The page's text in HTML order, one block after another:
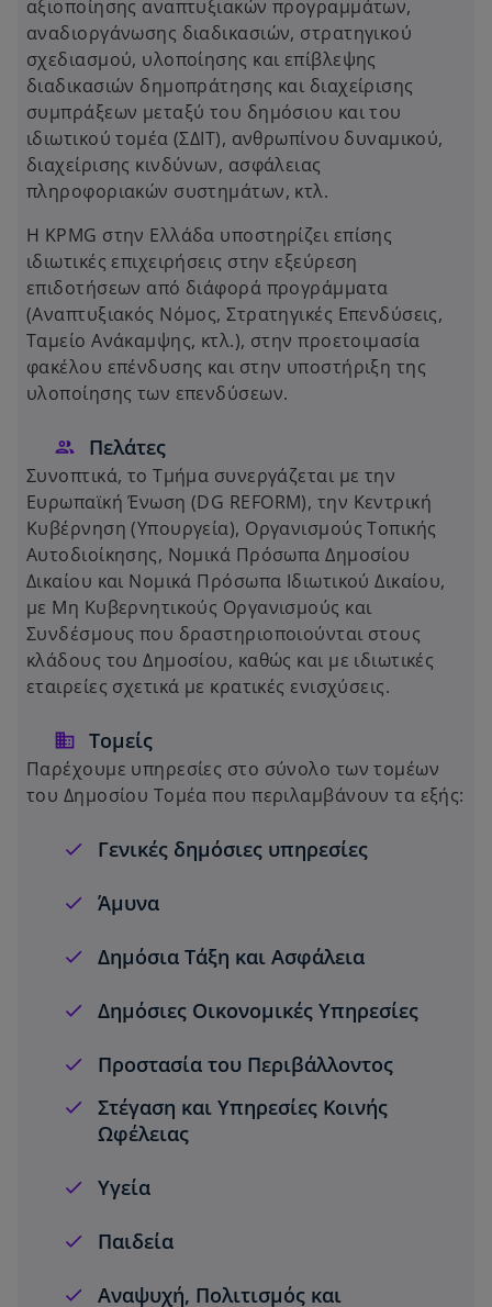
αξιοποίησης αναπτυξιακών προγραμμάτων,
αναδιοργάνωσης διαδικασιών, στρατηγικού
σχεδιασμού, υλοποίησης και επίβλεψης
διαδικασιών δημοπράτησης και διαχείρισης
συμπράξεων μεταξύ του δημόσιου και του
ιδιωτικού τομέα (ΣΔΙΤ), ανθρωπίνου δυναμικού,
διαχείρισης κινδύνων, ασφάλειας
πληροφοριακών συστημάτων, κτλ.
Η KPMG στην Ελλάδα υποστηρίζει επίσης
ιδιωτικές επιχειρήσεις στην εξεύρεση
επιδοτήσεων από διάφορά προγράμματα
(Αναπτυξιακός Νόμος, Στρατηγικές Επενδύσεις,
Ταμείο Ανάκαμψης, κτλ.), στην προετοιμασία
φακέλου επένδυσης και στην υποστήριξη της
υλοποίησης των επενδύσεων.
Πελάτες
Συνοπτικά, το Τμήμα συνεργάζεται με την
Ευρωπαϊκή Ένωση (DG REFORM), την Κεντρική
Κυβέρνηση (Υπουργεία), Οργανισμούς Τοπικής
Αυτοδιοίκησης, Νομικά Πρόσωπα Δημοσίου
Δικαίου και Νομικά Πρόσωπα Ιδιωτικού Δικαίου,
με Μη Κυβερνητικούς Οργανισμούς και
Συνδέσμους που δραστηριοποιούνται στους
κλάδους του Δημοσίου, καθώς και με ιδιωτικές
εταιρείες σχετικά με κρατικές ενισχύσεις.
Τομείς
Παρέχουμε υπηρεσίες στο σύνολο των τομέων
του Δημοσίου Τομέα που περιλαμβάνουν τα εξής:
Γενικές δημόσιες υπηρεσίες
Άμυνα
Δημόσια Τάξη και Ασφάλεια
Δημόσιες Οικονομικές Υπηρεσίες
Προστασία του Περιβάλλοντος
Στέγαση και Υπηρεσίες Κοινής
Ωφέλειας
Υγεία
Παιδεία
Αναψυχή, Πολιτισμός και